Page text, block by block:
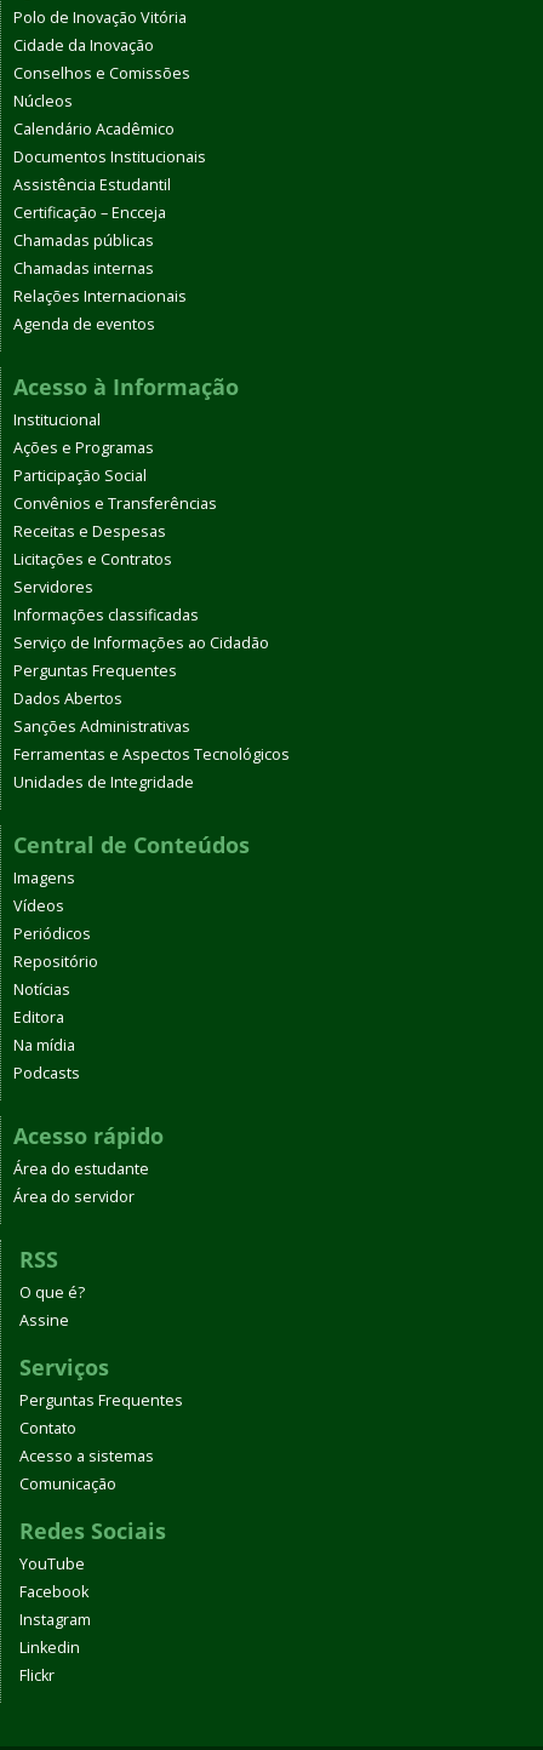
Polo de Inovação Vitória
Cidade da Inovação
Conselhos e Comissões
Núcleos
Calendário Acadêmico
Documentos Institucionais
Assistência Estudantil
Certificação – Encceja
Chamadas públicas
Chamadas internas
Relações Internacionais
Agenda de eventos
Acesso à Informação
Institucional
Ações e Programas
Participação Social
Convênios e Transferências
Receitas e Despesas
Licitações e Contratos
Servidores
Informações classificadas
Serviço de Informações ao Cidadão
Perguntas Frequentes
Dados Abertos
Sanções Administrativas
Ferramentas e Aspectos Tecnológicos
Unidades de Integridade
Central de Conteúdos
Imagens
Vídeos
Periódicos
Repositório
Notícias
Editora
Na mídia
Podcasts
Acesso rápido
Área do estudante
Área do servidor
RSS
O que é?
Assine
Serviços
Perguntas Frequentes
Contato
Acesso a sistemas
Comunicação
Redes Sociais
YouTube
Facebook
Instagram
Linkedin
Flickr